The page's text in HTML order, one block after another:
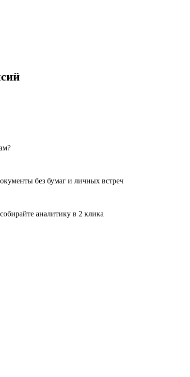
без бумаг и личных встреч
аналитику в 2 клика